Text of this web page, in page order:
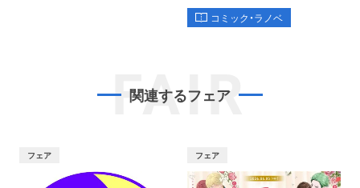
コミック・ラノベ
FAIR
関連するフェア
フェア フェア